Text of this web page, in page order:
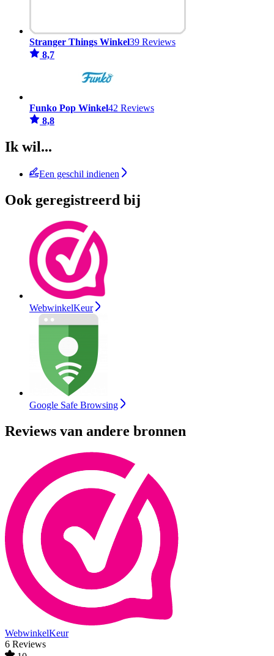
Stranger Things Winkel39 Reviews
8,7
Funko Pop Winkel42 Reviews
8,8
Ik wil...
Een geschil indienen
Ook geregistreerd bij
WebwinkelKeur
Google Safe Browsing
Reviews van andere bronnen
WebwinkelKeur
6 Reviews